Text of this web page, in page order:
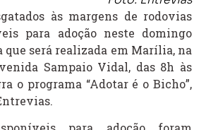
às margens de rodovias
para adoção neste domingo
que será realizada em Marília, na
Sampaio Vidal, das 8h às
o programa “Adotar é o Bicho”,
.